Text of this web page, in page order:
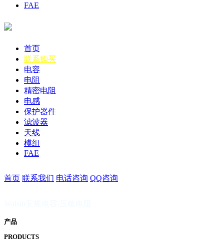
FAE
首页
联系购买
电容
电阻
精密电阻
电感
保护器件
滤波器
天线
模组
FAE
首页 联系我们 电话咨询 QQ咨询
产品
PRODUCTS